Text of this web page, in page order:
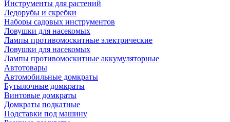
Инструменты для растений
Ледорубы и скребки
Наборы садовых инструментов
Ловушки для насекомых
Лампы противомоскитные электрические
Ловушки для насекомых
Лампы противомоскитные аккумуляторные
Автотовары
Автомобильные домкраты
Бутылочные домкраты
Винтовые домкраты
Домкраты подкатные
Подставки под машину